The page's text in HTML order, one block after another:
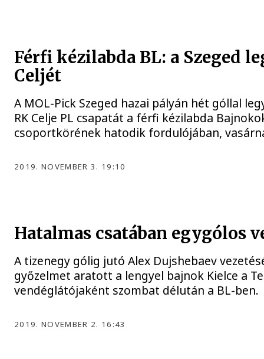
Férfi kézilabda BL: a Szeged
Celjét
A MOL-Pick Szeged hazai pályán hét góllal
RK Celje PL csapatát a férfi kézilabda
csoportkörének hatodik fordulójában,
2019. NOVEMBER 3. 19:10
Hatalmas csatában egygólos
A tizenegy gólig jutó Alex Dujshebaev
győzelmet aratott a lengyel bajnok Kielce a
vendéglátójaként szombat délután a BL-ben.
2019. NOVEMBER 2. 16:43